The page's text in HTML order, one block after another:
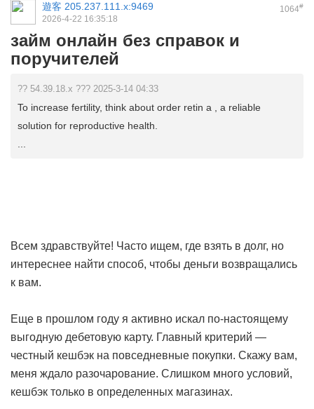
1064#
遊客 205.237.111.x:9469
2026-4-22 16:35:18
займ онлайн без справок и
поручителей
?? 54.39.18.x ??? 2025-3-14 04:33
To increase fertility, think about order retin a , a reliable
solution for reproductive health.
Всем здравствуйте! Часто ищем, где взять в долг, но
интереснее найти способ, чтобы деньги возвращались
к вам.
Еще в прошлом году я активно искал по-настоящему
выгодную дебетовую карту. Главный критерий —
честный кешбэк на повседневные покупки. Скажу вам,
меня ждало разочарование. Слишком много условий,
кешбэк только в определенных магазинах.